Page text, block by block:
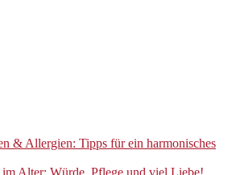
& Allergien: Tipps für ein harmonisches